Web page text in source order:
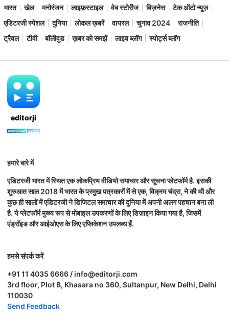
भारत खेल मनोरंजन लाइफ़स्टाइल वेब स्टोरीज बिज़नेस
टेक ऑटो न्यूज़
एडिटरजी स्पेशल
दुनिया लोकल ख़बरें वायरल चुनाव 2024
राजनीति
ट्रैवल
टीवी बॉलीवुड ख़बर को समझें लाइव ब्लॉग स्पोर्ट्स ब्लॉग
editorji
हमारे बारे में
एडिटरजी भारत में स्थित एक लोकप्रिय वीडियो समाचार और सूचना प्लेटफॉर्म है. इसकी
शुरुआत साल 2018 में भारत के प्रमुख पत्रकारों में से एक, विक्रम चंद्रा, ने की थी और
कुछ ही सालों में एडिटरजी ने डिजिटल समाचार की दुनिया में अपनी अलग पहचान बना ली
है. ये प्लेटफॉर्म मुख्य रूप से मोबाइल उपकरणों के लिए डिज़ाइन किया गया है, जिसमें
एंड्रॉइड और आईओएस के लिए एप्लिकेशन उपलब्ध हैं.
हमसे संपर्क करें
+91 11 4035 6666 / info@editorji.com
3rd floor, Plot B, Khasara no 360, Sultanpur, New Delhi, Delhi
110030
Send Feedback